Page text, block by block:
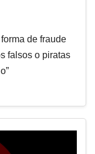
de fraude
falsos o piratas